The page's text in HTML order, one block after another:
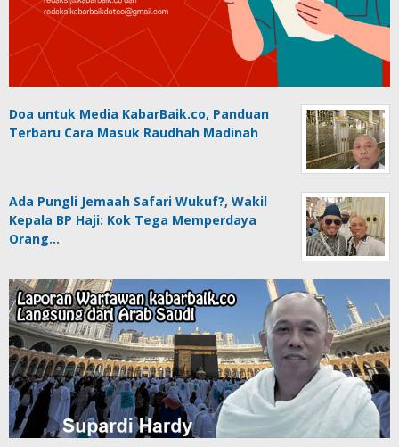
Doa untuk Media KabarBaik.co, Panduan
Terbaru Cara Masuk Raudhah Madinah
Ada Pungli Jemaah Safari Wukuf?, Wakil
Kepala BP Haji: Kok Tega Memperdaya
Orang…